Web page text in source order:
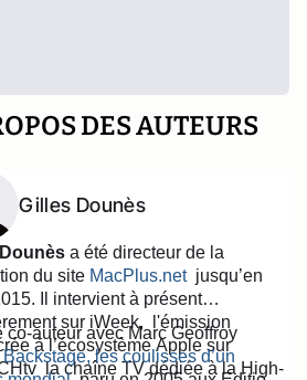
DES AUTEURS
Gilles Dounès
a été directeur de la
du site MacPlus.netjusqu’en
Il intervient à présent
sur iWeek, l'émission
à l’écosystème Apple sur
la chaîne TVdédiée à la High-
co-auteur avec Marc Geoffroy
Backstage, les coulisses d’un